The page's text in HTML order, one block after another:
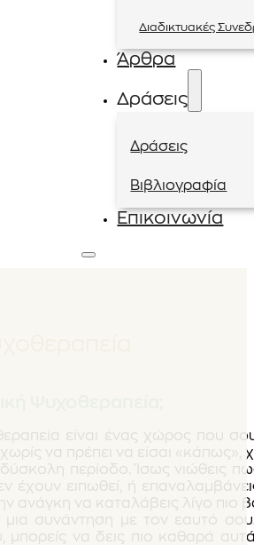
Διαδικτυακές
Άρθρα
Δράσεις
Δράσεις
Βιβλιογραφία
Επικοινωνία
είναι ένας χώρος που
να πρέπει να είσαι «κάπως»,
δύσκολη περίοδο. Ίσως νιώθεις
έχουν ειπωθεί, ή
ανάγκη να καταλάβεις λίγο πιο
μια συνάντηση με τον εαυτό
μπορείς να δεις πιο καθαρά